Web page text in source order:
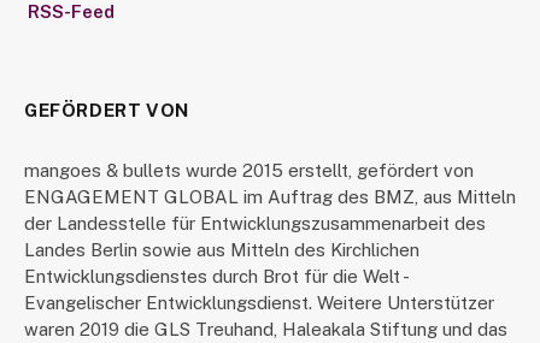
RSS-Feed
GEFÖRDERT VON
mangoes & bullets wurde 2015 erstellt, gefördert von
ENGAGEMENT GLOBAL im Auftrag des BMZ, aus Mitteln
der Landesstelle für Entwicklungszusammenarbeit des
Landes Berlin sowie aus Mitteln des Kirchlichen
Entwicklungsdienstes durch Brot für die Welt -
Evangelischer Entwicklungsdienst. Weitere Unterstützer
waren 2019 die GLS Treuhand, Haleakala Stiftung und das